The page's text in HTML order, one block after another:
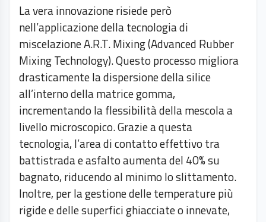
La vera innovazione risiede però
nell’applicazione della tecnologia di
miscelazione A.R.T. Mixing (Advanced Rubber
Mixing Technology). Questo processo migliora
drasticamente la dispersione della silice
all’interno della matrice gomma,
incrementando la flessibilità della mescola a
livello microscopico. Grazie a questa
tecnologia, l’area di contatto effettivo tra
battistrada e asfalto aumenta del 40% su
bagnato, riducendo al minimo lo slittamento.
Inoltre, per la gestione delle temperature più
rigide e delle superfici ghiacciate o innevate,